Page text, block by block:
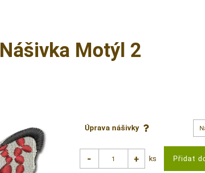
Nášivka Motýl 2
Úprava nášivky
ks